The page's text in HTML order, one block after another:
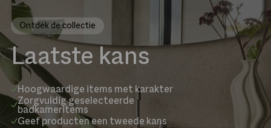
Ontdek de collectie
Laatste kans
Hoogwaardige items met karakter
Zorgvuldig geselecteerde
badkameritems
Geef producten een tweede kans